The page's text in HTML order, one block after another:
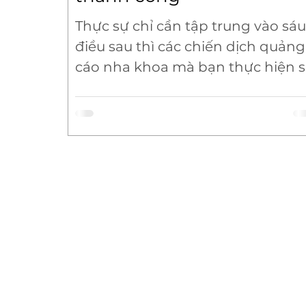
Thực sự chỉ cần tập trung vào sáu
điều sau thì các chiến dịch quảng
cáo nha khoa mà bạn thực hiện